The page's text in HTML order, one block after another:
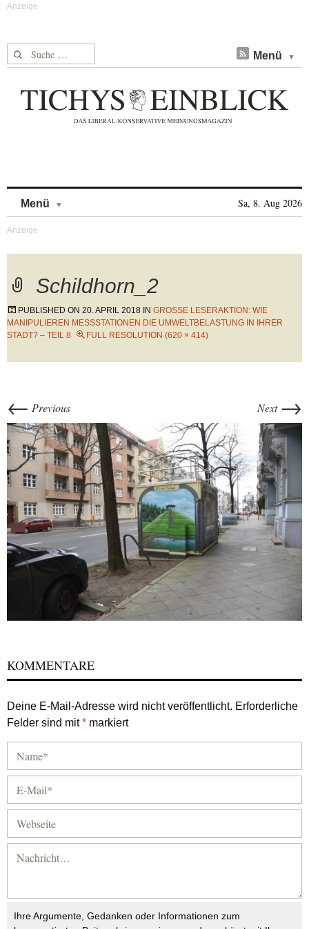
Suche nach: Menü
Menü Sa, 8. Aug 2026
Schildhorn_2
PUBLISHED ON 20. APRIL 2018 IN GROSSE LESERAKTION: WIE M
ANIPULIEREN MESSSTATIONEN DIE UMWELTBELASTUNG IN IHRER S
TADT? – TEIL 8
FULL RESOLUTION (620 × 414)
← Previous Next →
KOMMENTARE
Deine E-Mail-Adresse wird nicht veröffentlicht. Erforderliche
Felder sind mit* markiert
Ihre Argumente, Gedanken oder Informationen zum